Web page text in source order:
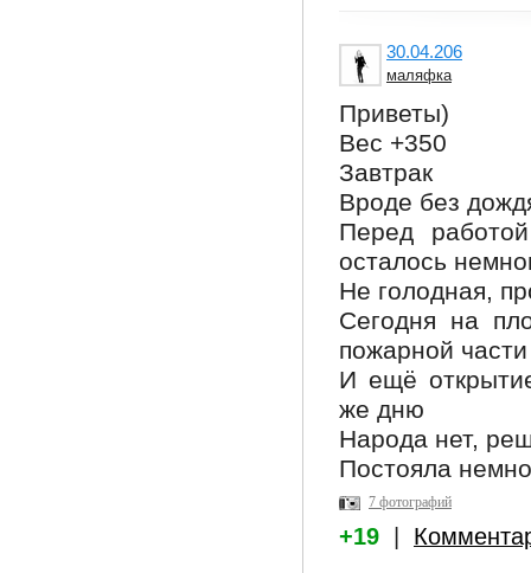
30.04.206
маляфка
Приветы)
Вес +350
Завтрак
Вроде без
Перед
осталось
Не голодная,
Сегодня на
пожарной части
И ещё
же дню
Народа нет,
Постояла
7 фотографий
+19